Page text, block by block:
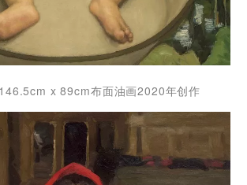
146.5cm x 89cm布面油画2020年创作